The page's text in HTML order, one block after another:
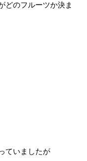
どのフルーツか決ま
ていましたが